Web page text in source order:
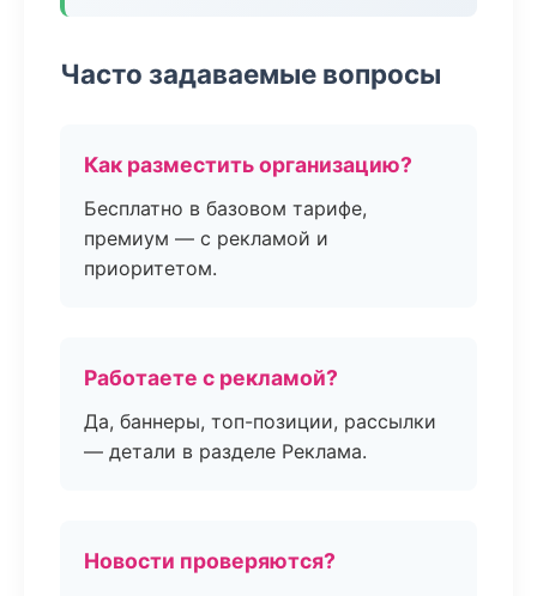
Часто задаваемые вопросы
Как разместить организацию?
Бесплатно в базовом тарифе,
премиум — с рекламой и
приоритетом.
Работаете с рекламой?
Да, баннеры, топ-позиции, рассылки
— детали в разделе Реклама.
Новости проверяются?